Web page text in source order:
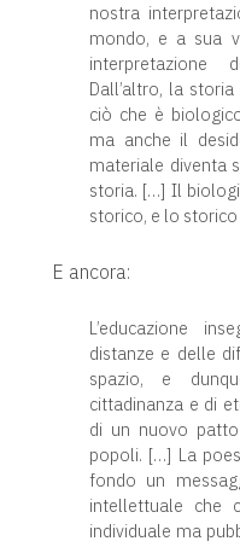
nostra
mondo, e a sua
Dall’altro, la
ciò che è
ma anche il
materiale diventa
storia. […] Il
storico, e lo
E ancora:
L’educazione
distanze e delle
spazio, e
cittadinanza e di
di un nuovo
popoli. […] La
fondo un
intellettuale che
individuale ma